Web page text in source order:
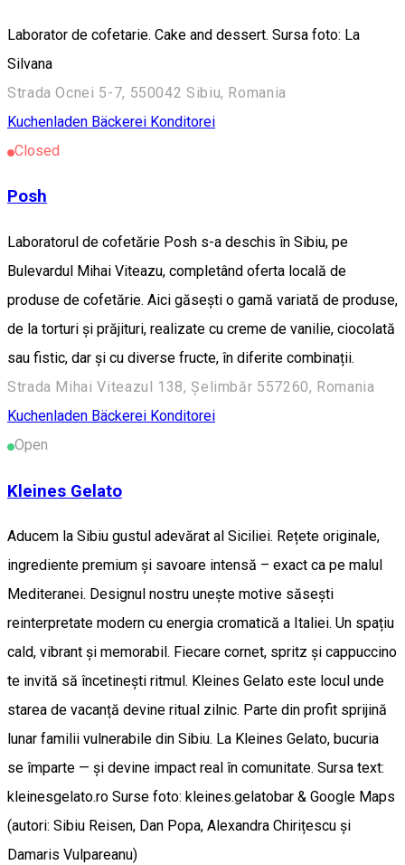
Laborator de cofetarie. Cake and dessert. Sursa foto: La
Silvana
Strada Ocnei 5-7, 550042 Sibiu, Romania
Kuchenladen Bäckerei Konditorei
Closed
Posh
Laboratorul de cofetărie Posh s-a deschis în Sibiu, pe
Bulevardul Mihai Viteazu, completând oferta locală de
produse de cofetărie. Aici găsești o gamă variată de produse,
de la torturi și prăjituri, realizate cu creme de vanilie, ciocolată
sau fistic, dar și cu diverse fructe, în diferite combinații.
Strada Mihai Viteazul 138, Șelimbăr 557260, Romania
Kuchenladen Bäckerei Konditorei
Open
Kleines Gelato
Aducem la Sibiu gustul adevărat al Siciliei. Rețete originale,
ingrediente premium și savoare intensă – exact ca pe malul
Mediteranei. Designul nostru unește motive săsești
reinterpretate modern cu energia cromatică a Italiei. Un spațiu
cald, vibrant și memorabil. Fiecare cornet, spritz și cappuccino
te invită să încetinești ritmul. Kleines Gelato este locul unde
starea de vacanță devine ritual zilnic. Parte din profit sprijină
lunar familii vulnerabile din Sibiu. La Kleines Gelato, bucuria
se împarte — și devine impact real în comunitate. Sursa text:
kleinesgelato.ro Surse foto: kleines.gelatobar & Google Maps
(autori: Sibiu Reisen, Dan Popa, Alexandra Chirițescu și
Damaris Vulpareanu)